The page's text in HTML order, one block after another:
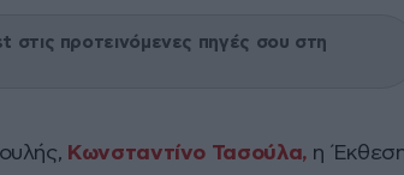
στις προτεινόμενες πηγές σου στη
Κωνσταντίνο Τασούλα, η